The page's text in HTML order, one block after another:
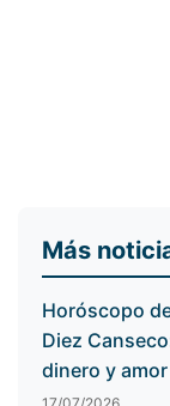
Más
Horóscopo
Diez
dinero y